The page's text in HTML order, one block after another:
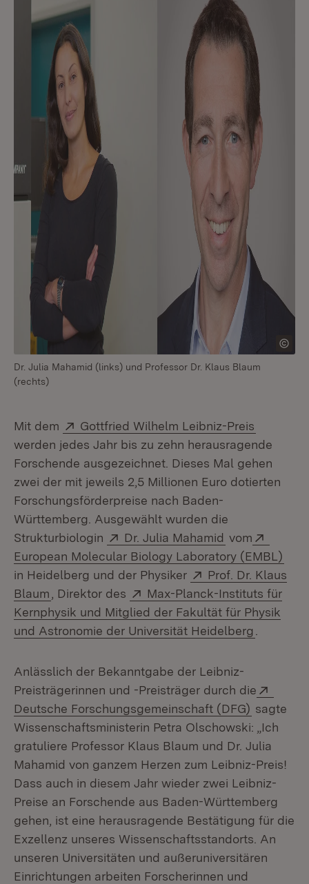
Dr. Julia Mahamid (links) und Professor Dr. Klaus Blaum
(rechts)
Mit dem Extern:
Gottfried Wilhelm Leibniz-Preis
werden jedes Jahr bis zu zehn herausragende
Forschende ausgezeichnet. Dieses Mal gehen
zwei der mit jeweils 2,5 Millionen Euro dotierten
Forschungsförderpreise nach Baden-
Württemberg. Ausgewählt wurden die
Strukturbiologin
Extern:
Dr. Julia Mahamid (Öffnet in
vom
European Molecular Biology Laboratory (EMBL)
in Heidelberg und der Physiker
Extern:
Prof. Dr. Klaus
Blaum (Öffnet in neuem Fenster)
, Direktor des Extern:
Max-Planck-Instituts für
Kernphysik und Mitglied der Fakultät für Physik
und Astronomie der Universität Heidelberg
Anlässlich der Bekanntgabe der Leibniz-
Preisträgerinnen und -Preisträger durch die
Deutsche Forschungsgemeinschaft (DFG) (Öffnet
sagte
Wissenschaftsministerin Petra Olschowski: „Ich
gratuliere Professor Klaus Blaum und Dr. Julia
Mahamid von ganzem Herzen zum Leibniz-Preis!
Dass auch in diesem Jahr wieder zwei Leibniz-
Preise an Forschende aus Baden-Württemberg
gehen, ist eine herausragende Bestätigung für die
Exzellenz unseres Wissenschaftsstandorts. An
unseren Universitäten und außeruniversitären
Einrichtungen arbeiten Forscherinnen und